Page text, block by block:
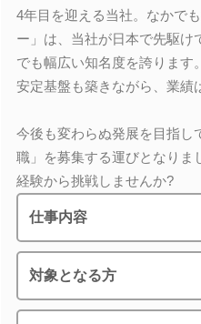
4年目を迎える当社。なかで
ー」は、当社が日本で先駆け
でも幅広い知名度を誇ります
安定基盤も築きながら、業績
今後も変わらぬ発展を目指し
職」を募集する運びとなりま
経験から挑戦しませんか?
仕事内容
対象となる方